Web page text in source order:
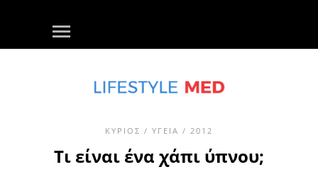
ΚΎΡΙΟΣ / ΥΓΕΊΑ / 2012
Τι είναι ένα χάπι ύπνου;